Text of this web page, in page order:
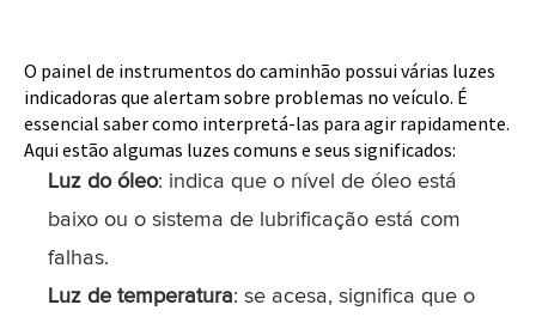
O painel de instrumentos do caminhão possui várias luzes
indicadoras que alertam sobre problemas no veículo. É
essencial saber como interpretá-las para agir rapidamente.
Aqui estão algumas luzes comuns e seus significados:
Luz do óleo: indica que o nível de óleo está
baixo ou o sistema de lubrificação está com
falhas.
Luz de temperatura: se acesa, significa que o